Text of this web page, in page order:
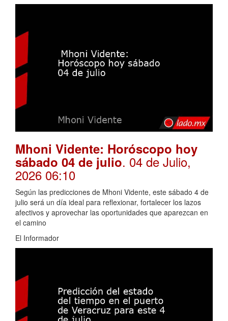
Mhoni Vidente: Horóscopo hoy
sábado 04 de julio. 04 de Julio,
2026 06:10
Según las predicciones de Mhoni Vidente, este sábado 4 de
julio será un día ideal para reflexionar, fortalecer los lazos
afectivos y aprovechar las oportunidades que aparezcan en
el camino
El Informador